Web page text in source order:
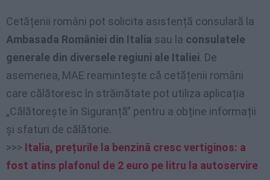
Cetățenii români pot solicita asistență consulară la
Ambasada României din Italia sau la consulatele
generale din diversele regiuni ale Italiei. De
asemenea, MAE reamintește că cetățenii români
care călătoresc în străinătate pot utiliza aplicația
„Călătorește în Siguranță” pentru a obține informații
și sfaturi de călătorie.
>>> Italia, prețurile la benzină cresc vertiginos: a
fost atins plafonul de 2 euro pe litru la autoservire